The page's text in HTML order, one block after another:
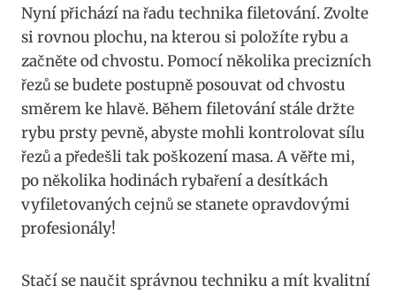
Nyní přichází na řadu technika filetování. Zvolte
si rovnou plochu, na kterou si položíte rybu a
začněte od chvostu. Pomocí několika precizních
řezů se budete postupně posouvat od chvostu
směrem ke hlavě. Během filetování stále držte
rybu prsty pevně, abyste mohli kontrolovat sílu
řezů a předešli tak poškození masa. A věřte mi,
po několika hodinách rybaření a desítkách
vyfiletovaných cejnů se stanete opravdovými
profesionály!
Stačí se naučit správnou techniku a mít kvalitní